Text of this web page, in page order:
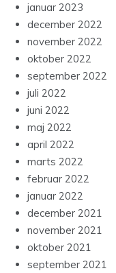
januar 2023
december 2022
november 2022
oktober 2022
september 2022
juli 2022
juni 2022
maj 2022
april 2022
marts 2022
februar 2022
januar 2022
december 2021
november 2021
oktober 2021
september 2021